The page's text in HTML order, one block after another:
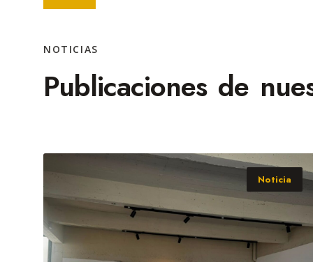
NOTICIAS
Publicaciones de
Noticia